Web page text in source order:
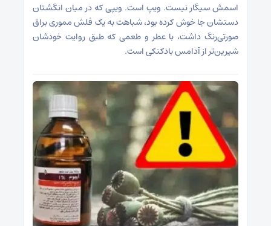
اسمش سیگار نیست. ویپ است. ویپی که در میان انگشتان
دستشان جا خوش کرده بود، شباهت به یک فلش مموری براق
صورتی‌رنگ داشت، با عطر و طعمی که طبق روایت خودشان
شیرین‌تر از آدامس بادکنکی است.